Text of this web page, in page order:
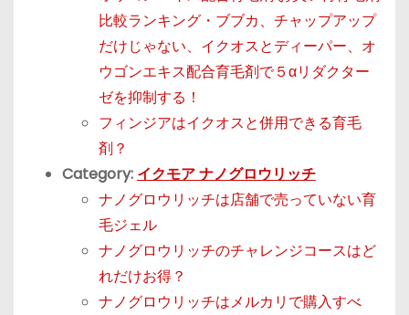
比較ランキング・ブブカ、チャップアップ
だけじゃない、イクオスとディーパー、オ
ウゴンエキス配合育毛剤で５αリダクター
ゼを抑制する！
フィンジアはイクオスと併用できる育毛
剤？
Category: イクモア ナノグロウリッチ
ナノグロウリッチは店舗で売っていない育
毛ジェル
ナノグロウリッチのチャレンジコースはど
れだけお得？
ナノグロウリッチはメルカリで購入すべ